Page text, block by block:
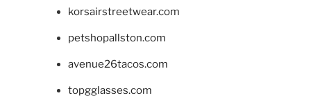
korsairstreetwear.com
petshopallston.com
avenue26tacos.com
topgglasses.com